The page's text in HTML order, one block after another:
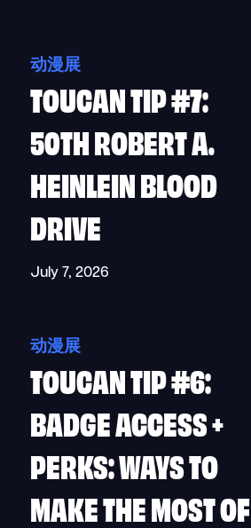
动漫展
TOUCAN TIP #7:
50TH ROBERT A.
HEINLEIN BLOOD
DRIVE
July 7, 2026
动漫展
TOUCAN TIP #6:
BADGE ACCESS +
PERKS: WAYS TO
MAKE THE MOST OF